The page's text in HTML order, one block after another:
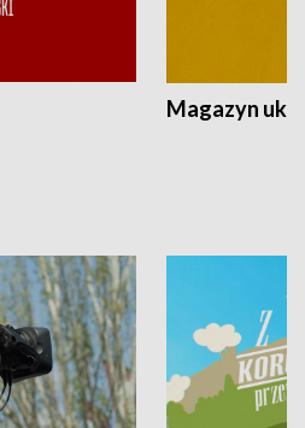
Magazyn